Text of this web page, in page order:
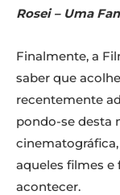
Rosei – Uma
Finalmente, a
saber que
recentemente
pondo-se desta
aqueles filmes e
acontecer.